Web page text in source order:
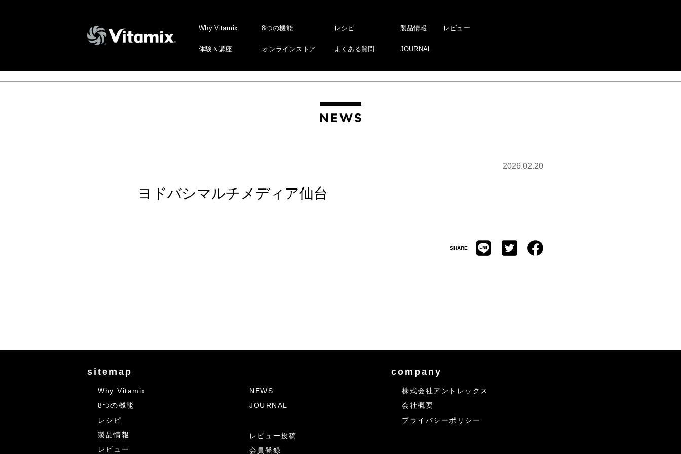
Why Vitamix
体験＆講座
8つの機能
オンラインストア
レシピ
よくある質問
製品情報
JOURNAL
レビュー
2026.02.20
ヨドバシマルチメディア仙台
SHARE
sitemap
Why Vitamix
8つの機能
レシピ
製品情報
レビュー
NEWS
JOURNAL
レビュー投稿
会員登録
company
株式会社アントレックス
会社概要
プライバシーポリシー